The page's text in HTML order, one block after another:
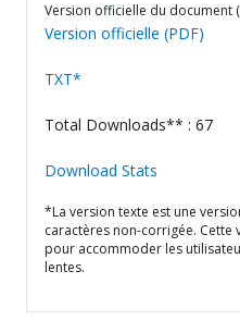
Version officielle du document
Version officielle (PDF)
TXT*
Total Downloads** : 67
Download Stats
*La version texte est une
caractères non-corrigée.
pour accommoder les
lentes.